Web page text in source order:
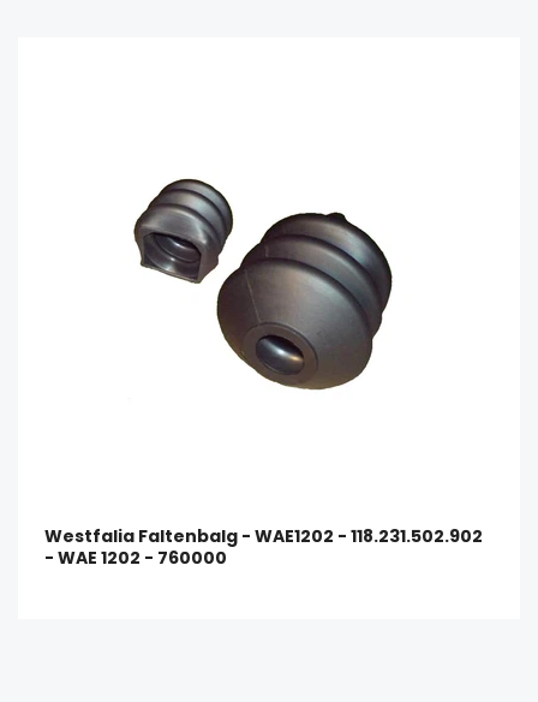
Westfalia Faltenbalg - WAE1202 - 118.231.502.902
- WAE 1202 - 760000